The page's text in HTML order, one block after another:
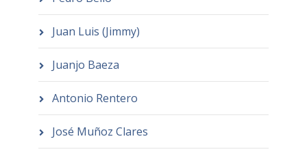
Juan Luis (Jimmy)
Juanjo Baeza
Antonio Rentero
José Muñoz Clares